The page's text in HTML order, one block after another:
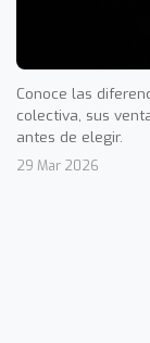
Conoce las
colectiva, sus
antes de elegir.
29 Mar 2026